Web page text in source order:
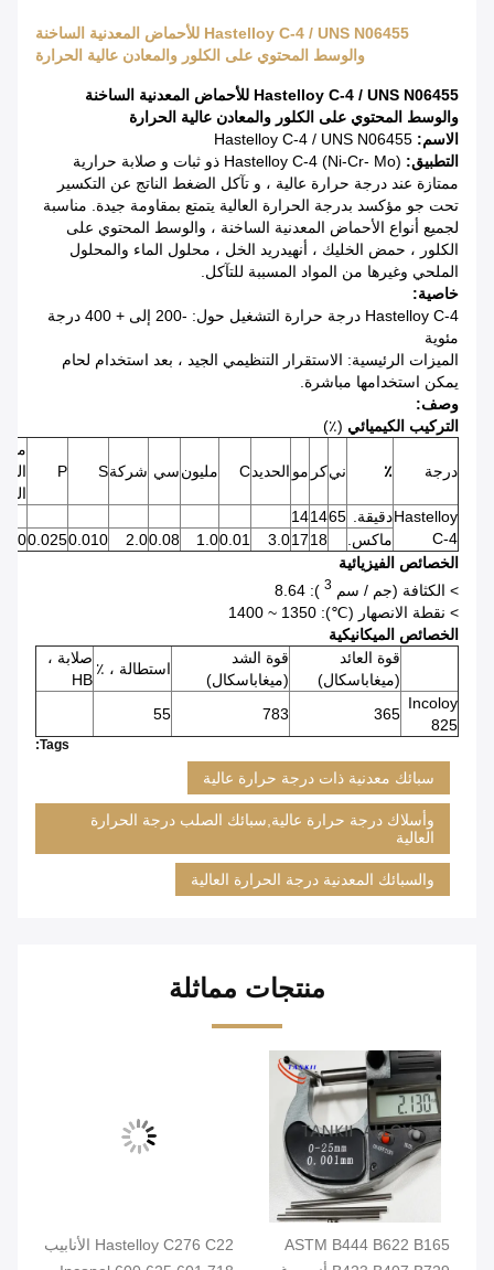
Hastelloy C-4 / UNS N06455 للأحماض المعدنية الساخنة
والوسط المحتوي على الكلور والمعادن عالية الحرارة
Hastelloy C-4 / UNS N06455 للأحماض المعدنية الساخنة
والوسط المحتوي على الكلور والمعادن عالية الحرارة
الاسم:
التطبيق:
Hastelloy C-4 (Ni-Cr- Mo) ذو ثبات و صلابة حرارية
ممتازة عند درجة حرارة عالية ، و تآكل الضغط الناتج عن التكسير
تحت جو مؤكسد بدرجة الحرارة العالية يتمتع بمقاومة جيدة. مناسبة
لجميع أنواع الأحماض المعدنية الساخنة ، والوسط المحتوي على
الكلور ، حمض الخليك ، أنهيدريد الخل ، محلول الماء والمحلول
الملحي وغيرها من المواد المسببة للتآكل.
خاصية:
Hastelloy C-4 درجة حرارة التشغيل حول: -200 إلى + 400 درجة
مئوية
الميزات الرئيسية: الاستقرار التنظيمي الجيد ، بعد استخدام لحام
يمكن استخدامها مباشرة.
وصف:
التركيب الكيميائي (٪)
درجة ٪ نيكر مو الحديدC مليونسي شركةS
P
Hastelloy
C-4
دقيقة. 65
14
14
ماكس.
18
17
3.0
0.01
1.0
0.08
2.0
0.010
0.025
الخصائص الفيزيائية
> الكثافة (جم / سم 3
): 8.64
> نقطة الانصهار (℃): 1350 ~ 1400
الخصائص الميكانيكية
قوة العائد
(ميغاباسكال)
قوة الشد
(ميغاباسكال)
استطالة ، ٪
صلابة ،
HB
Incoloy
825
365
783
55
Tags:
سبائك معدنية ذات درجة حرارة عالية
وأسلاك درجة حرارة عالية,سبائك الصلب درجة الحرارة
العالية
والسبائك المعدنية درجة الحرارة العالية
منتجات مماثلة
ASTM B444 B622 B165
Hastelloy C276 C22 الأنابيب